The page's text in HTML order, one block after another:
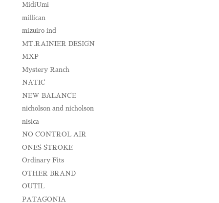
MidiUmi
millican
mizuiro ind
MT.RAINIER DESIGN
MXP
Mystery Ranch
NATIC
NEW BALANCE
nicholson and nicholson
nisica
NO CONTROL AIR
ONES STROKE
Ordinary Fits
OTHER BRAND
OUTIL
PATAGONIA